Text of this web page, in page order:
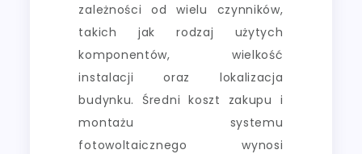
zależności od wielu czynników,
takich jak rodzaj użytych
komponentów, wielkość
instalacji oraz lokalizacja
budynku. Średni koszt zakupu i
montażu systemu
fotowoltaicznego wynosi